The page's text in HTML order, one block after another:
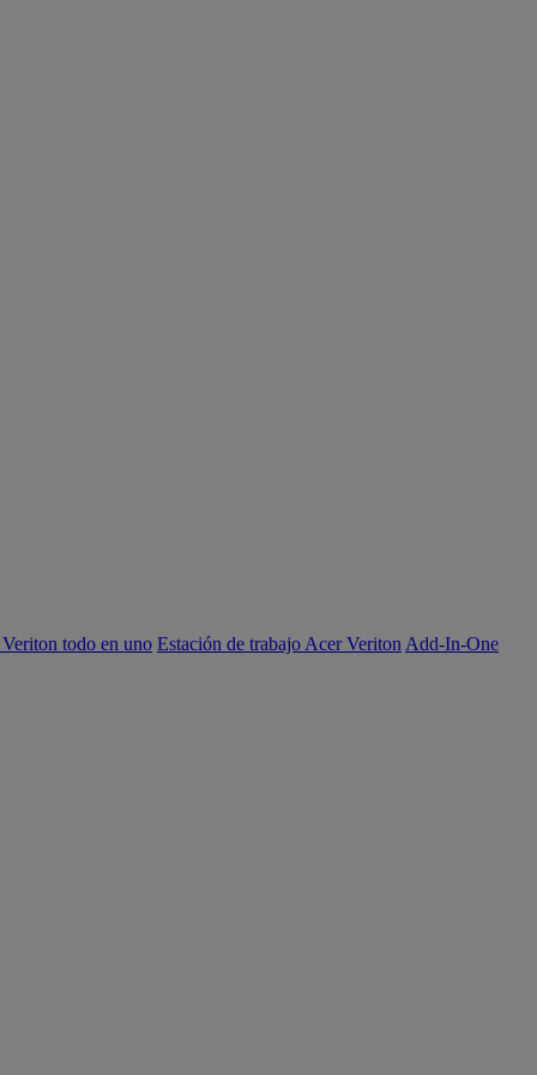
todo en uno Estación de trabajo Acer Veriton Add-In-One